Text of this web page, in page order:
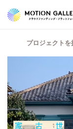
プロジェクトを